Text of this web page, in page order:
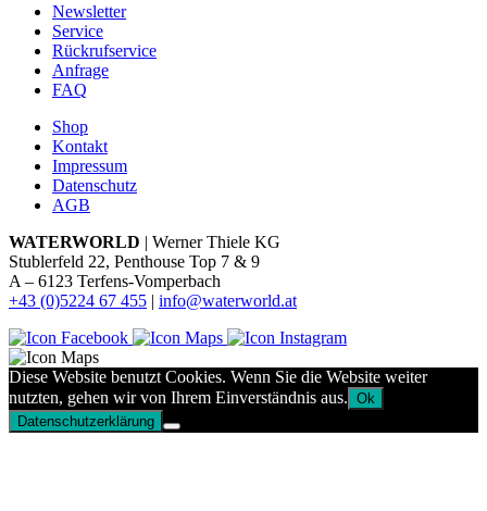
Newsletter
Service
Rückrufservice
Anfrage
FAQ
Shop
Kontakt
Impressum
Datenschutz
AGB
WATERWORLD | Werner Thiele KG
Stublerfeld 22, Penthouse Top 7 & 9
A – 6123 Terfens-Vomperbach
+43 (0)5224 67 455 | info@waterworld.at
Diese Website benutzt Cookies. Wenn Sie die Website weiter
nutzten, gehen wir von Ihrem Einverständnis aus. Ok
Datenschutzerklärung